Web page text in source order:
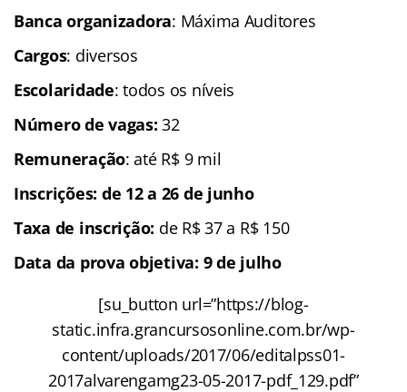
Banca organizadora: Máxima Auditores
Cargos: diversos
Escolaridade: todos os níveis
Número de vagas: 32
Remuneração: até R$ 9 mil
Inscrições: de 12 a 26 de junho
Taxa de inscrição: de R$ 37 a R$ 150
Data da prova objetiva: 9 de julho
[su_button url=”https://blog-
static.infra.grancursosonline.com.br/wp-
content/uploads/2017/06/editalpss01-
2017alvarengamg23-05-2017-pdf_129.pdf”